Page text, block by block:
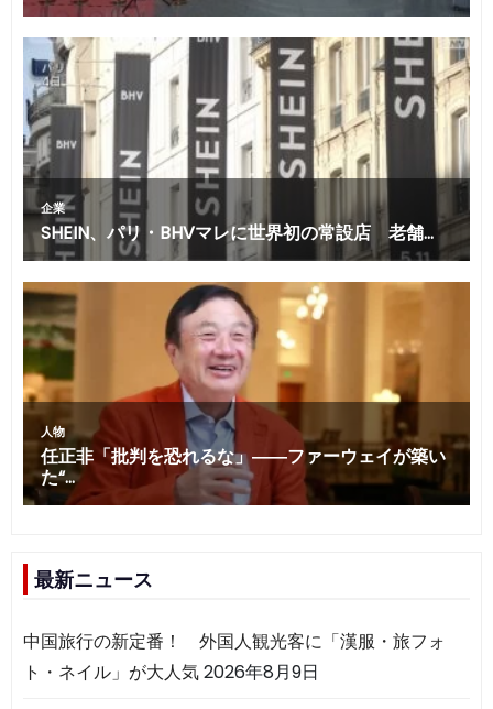
最新ニュース
中国旅行の新定番！ 外国人観光客に「漢服・旅フォ
ト・ネイル」が大人気2026年8月9日